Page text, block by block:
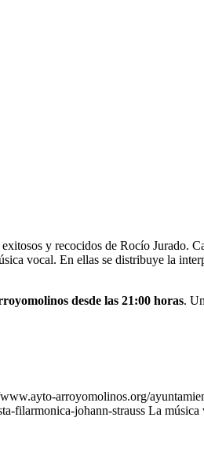
y recocidos de Rocío Jurado.
vocal. En ellas se distribuye la
desde las 21:00 horas.
arroyomolinos.org/
filarmonica-johann-strauss La música